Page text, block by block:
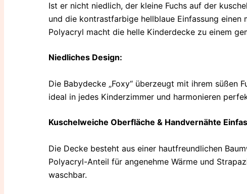
Ist er nicht niedlich, der kleine Fuchs auf der
und die kontrastfarbige hellblaue Einfassung
Polyacryl macht die helle Kinderdecke zu einem
Niedliches Design:
Die Babydecke „Foxy“ überzeugt mit ihrem süßen
ideal in jedes Kinderzimmer und harmonieren
Kuschelweiche Oberfläche & Handvernähte
Die Decke besteht aus einer hautfreundlichen
Polyacryl-Anteil für angenehme Wärme und
waschbar.